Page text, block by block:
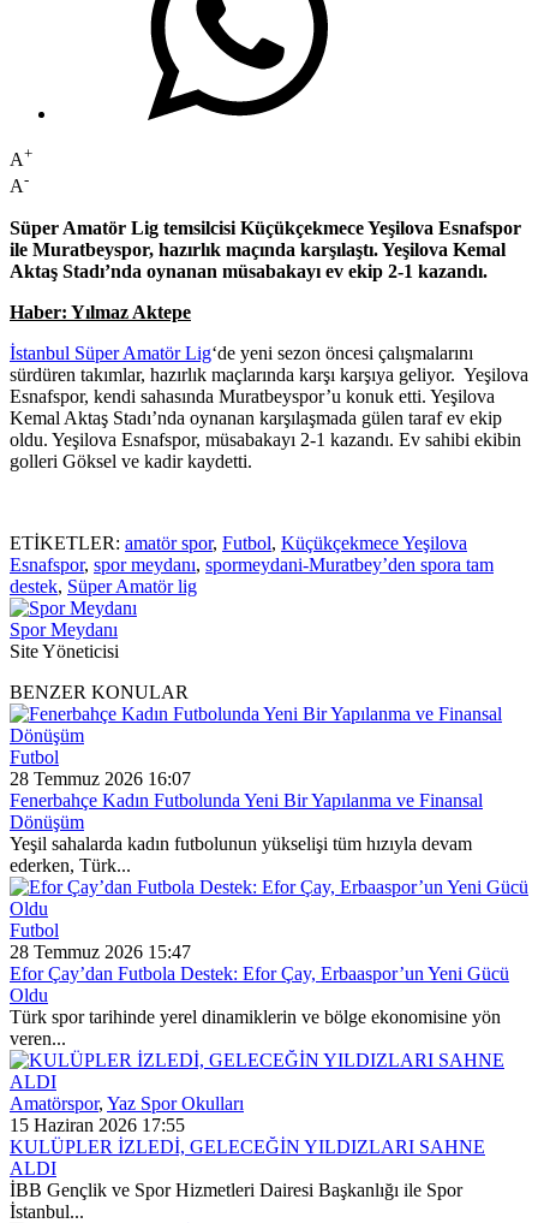
A+
A-
Süper Amatör Lig temsilcisi Küçükçekmece Yeşilova Esnafspor
ile Muratbeyspor, hazırlık maçında karşılaştı. Yeşilova Kemal
Aktaş Stadı’nda oynanan müsabakayı ev ekip 2-1 kazandı.
Haber: Yılmaz Aktepe
İstanbul Süper Amatör Lig‘de yeni sezon öncesi çalışmalarını
sürdüren takımlar, hazırlık maçlarında karşı karşıya geliyor. Yeşilova
Esnafspor, kendi sahasında Muratbeyspor’u konuk etti. Yeşilova
Kemal Aktaş Stadı’nda oynanan karşılaşmada gülen taraf ev ekip
oldu. Yeşilova Esnafspor, müsabakayı 2-1 kazandı. Ev sahibi ekibin
golleri Göksel ve kadir kaydetti.
ETİKETLER: amatör spor, Futbol, Küçükçekmece Yeşilova
Esnafspor, spor meydanı, spormeydani-Muratbey’den spora tam
destek, Süper Amatör lig
Spor Meydanı
Site Yöneticisi
BENZER KONULAR
Futbol
28 Temmuz 2026 16:07
Fenerbahçe Kadın Futbolunda Yeni Bir Yapılanma ve Finansal
Dönüşüm
Yeşil sahalarda kadın futbolunun yükselişi tüm hızıyla devam
ederken, Türk...
Futbol
28 Temmuz 2026 15:47
Efor Çay’dan Futbola Destek: Efor Çay, Erbaaspor’un Yeni Gücü
Oldu
Türk spor tarihinde yerel dinamiklerin ve bölge ekonomisine yön
veren...
Amatörspor, Yaz Spor Okulları
15 Haziran 2026 17:55
KULÜPLER İZLEDİ, GELECEĞİN YILDIZLARI SAHNE
ALDI
İBB Gençlik ve Spor Hizmetleri Dairesi Başkanlığı ile Spor
İstanbul...